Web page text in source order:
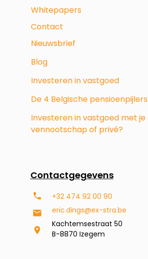
Whitepapers
Contact
Nieuwsbrief
Blog
Investeren in vastgoed
De 4 Belgische pensioenpijlers
Investeren in vastgoed met je
vennootschap of privé?
Contactgegevens
+32 474 92 00 90
eric.dings@ex-stra.be
Kachtemsestraat 50
B-8870 Izegem